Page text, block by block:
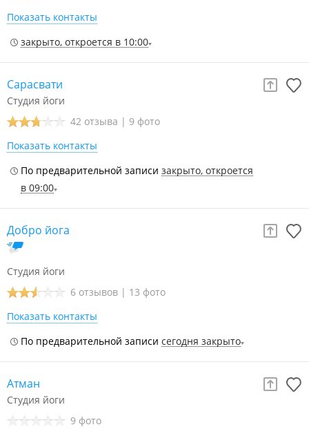
Показать контакты
закрыто, откроется в 10:00
Сарасвати
Студия йоги
42 отзыва | 9 фото
Показать контакты
По предварительной записи закрыто, откроется
в 09:00
Добро йога
Студия йоги
6 отзывов | 13 фото
Показать контакты
По предварительной записи сегодня закрыто
Атман
Студия йоги
9 фото